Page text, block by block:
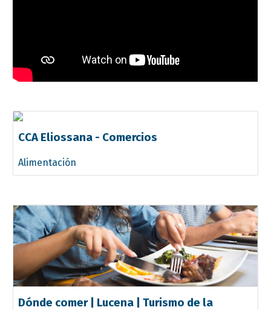
CCA Eliossana - Comercios
Alimentación
Dónde comer | Lucena | Turismo de la